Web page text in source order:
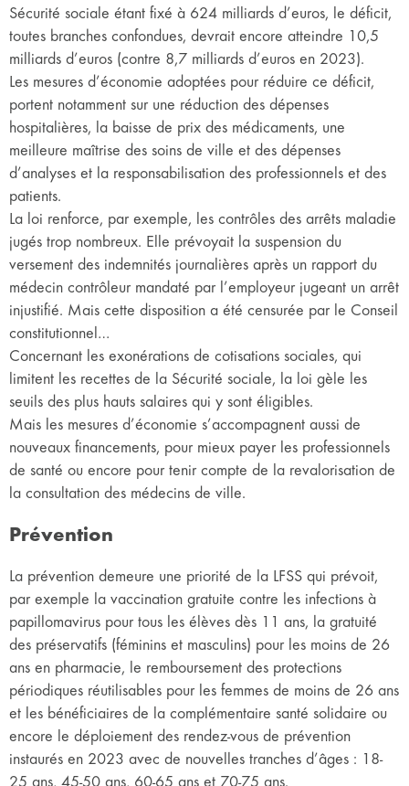
Sécurité sociale étant fixé à 624 milliards d’euros, le déficit,
toutes branches confondues, devrait encore atteindre 10,5
milliards d’euros (contre 8,7 milliards d’euros en 2023).
Les mesures d’économie adoptées pour réduire ce déficit,
portent notamment sur une réduction des dépenses
hospitalières, la baisse de prix des médicaments, une
meilleure maîtrise des soins de ville et des dépenses
d’analyses et la responsabilisation des professionnels et des
patients.
La loi renforce, par exemple, les contrôles des arrêts maladie
jugés trop nombreux. Elle prévoyait la suspension du
versement des indemnités journalières après un rapport du
médecin contrôleur mandaté par l’employeur jugeant un arrêt
injustifié. Mais cette disposition a été censurée par le Conseil
constitutionnel…
Concernant les exonérations de cotisations sociales, qui
limitent les recettes de la Sécurité sociale, la loi gèle les
seuils des plus hauts salaires qui y sont éligibles.
Mais les mesures d’économie s’accompagnent aussi de
nouveaux financements, pour mieux payer les professionnels
de santé ou encore pour tenir compte de la revalorisation de
la consultation des médecins de ville.
Prévention
La prévention demeure une priorité de la LFSS qui prévoit,
par exemple la vaccination gratuite contre les infections à
papillomavirus pour tous les élèves dès 11 ans, la gratuité
des préservatifs (féminins et masculins) pour les moins de 26
ans en pharmacie, le remboursement des protections
périodiques réutilisables pour les femmes de moins de 26 ans
et les bénéficiaires de la complémentaire santé solidaire ou
encore le déploiement des rendez-vous de prévention
instaurés en 2023 avec de nouvelles tranches d’âges : 18-
25 ans, 45-50 ans, 60-65 ans et 70-75 ans.